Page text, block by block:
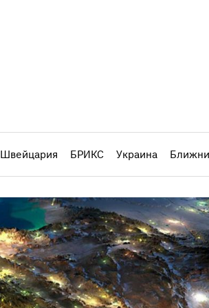
Швейцария БРИКС Украина